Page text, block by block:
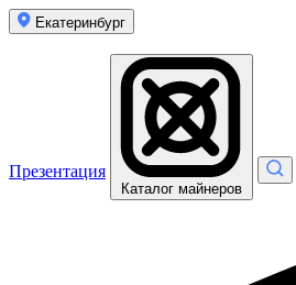
Екатеринбург
Презентация
Каталог майнеров